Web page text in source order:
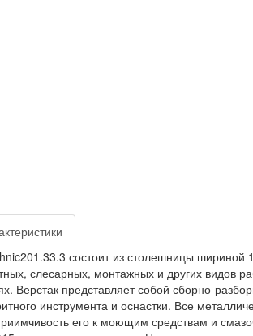
состоит из столешницы
слесарных, монтажных и других видов
Верстак представляет собой сборно-
инструмента и оснастки. Все
его к моющим средствам и